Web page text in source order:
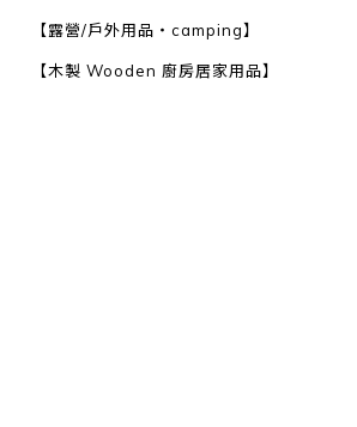
【露營/戶外用品・camping】
【木製 Wooden 廚房居家用品】